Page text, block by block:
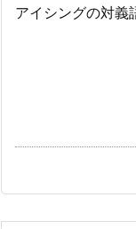
アイシングの対義